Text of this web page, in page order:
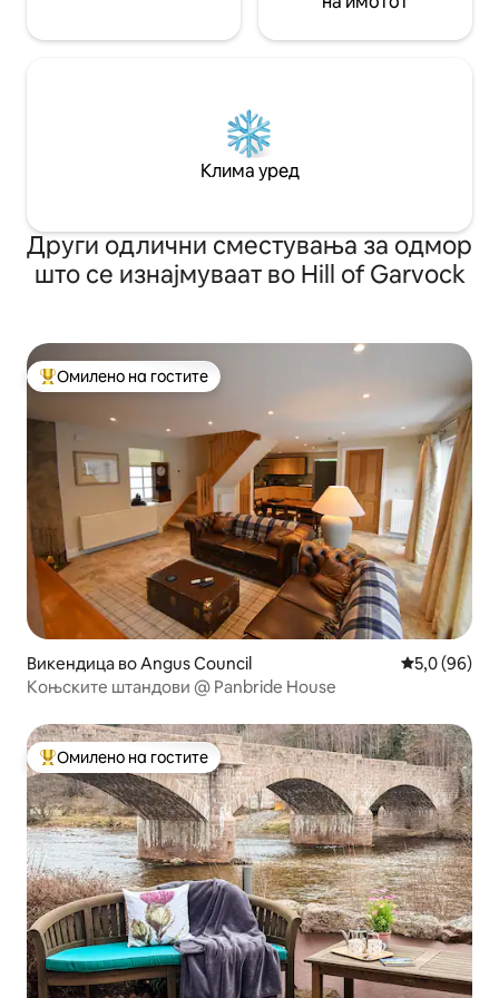
Клима уред
Други одлични сместувања за одмор
што се изнајмуваат во Hill of Garvock
Меѓу најуспешните „Омилени на гостите“
Омилено на гостите
Викендица во Angus Council Просечна
5,0 (96)
Коњските штандови @ Panbride House
Меѓу најуспешните „Омилени на гостите“
Омилено на гостите